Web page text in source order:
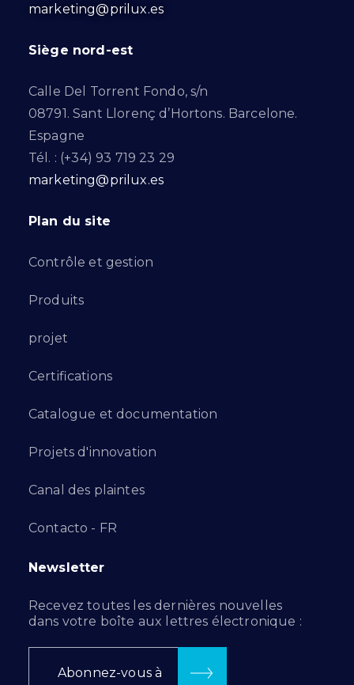
marketing@prilux.es
Siège nord-est
Calle Del Torrent Fondo, s/n
08791. Sant Llorenç d’Hortons. Barcelone.
Espagne
Tél. : (+34) 93 719 23 29
marketing@prilux.es
Plan du site
Contrôle et gestion
Produits
projet
Certifications
Catalogue et documentation
Projets d'innovation
Canal des plaintes
Contacto - FR
Newsletter
Recevez toutes les dernières nouvelles
dans votre boîte aux lettres électronique :
Abonnez-vous à